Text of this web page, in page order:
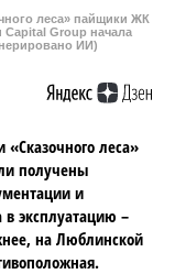
леса» пайщики ЖК
Group начала
ИИ)
леса»
получены
и
эксплуатацию –
на Люблинской